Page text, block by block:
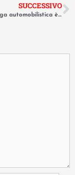
SUCCESSIVO
Perché la targa automobilistica è nata proprio in Francia nel 1893